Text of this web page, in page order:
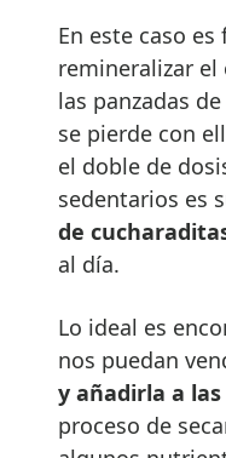
En este caso
remineralizar el
las panzadas
se pierde con
el doble de
sedentarios es
de
al día.
Lo ideal es
nos puedan
y añadirla a
proceso de